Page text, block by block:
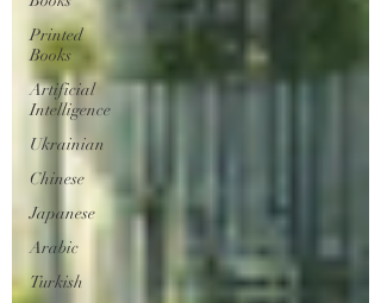
Printed
Books
Artificial
Intelligence
Ukrainian
Chinese
Japanese
Arabic
Turkish